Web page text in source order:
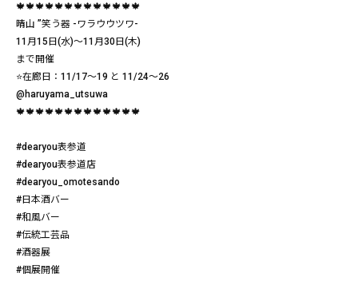
🍁🍁🍁🍁🍁🍁🍁🍁🍁🍁🍁🍁🍁
晴山 ”笑う器 -ワラウウツワ-
11月15日(水)〜11月30日(木)
まで開催
⭐在廊日：11/17〜19 と 11/24〜26
@haruyama_utsuwa
🍁🍁🍁🍁🍁🍁🍁🍁🍁🍁🍁🍁🍁
#dearyou表参道
#dearyou表参道店
#dearyou_omotesando
#日本酒バー
#和風バー
#伝統工芸品
#酒器展
#個展開催